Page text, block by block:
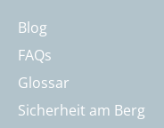
Blog
FAQs
Glossar
Sicherheit am Berg